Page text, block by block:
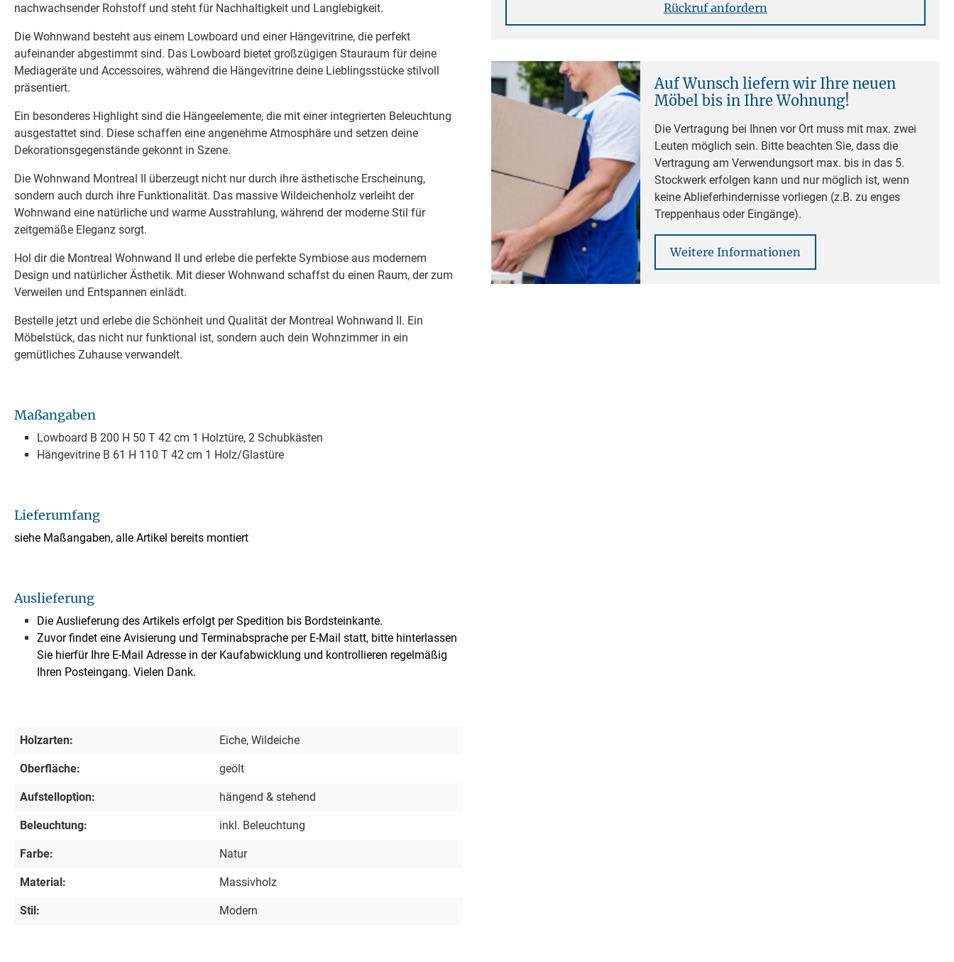
nachwachsender Rohstoff und steht für Nachhaltigkeit und Langlebigkeit.
Die Wohnwand besteht aus einem Lowboard und einer Hängevitrine, die perfekt
aufeinander abgestimmt sind. Das Lowboard bietet großzügigen Stauraum für deine
Mediageräte und Accessoires, während die Hängevitrine deine Lieblingsstücke stilvoll
präsentiert.
Ein besonderes Highlight sind die Hängeelemente, die mit einer integrierten Beleuchtung
ausgestattet sind. Diese schaffen eine angenehme Atmosphäre und setzen deine
Dekorationsgegenstände gekonnt in Szene.
Die Wohnwand Montreal II überzeugt nicht nur durch ihre ästhetische Erscheinung,
sondern auch durch ihre Funktionalität. Das massive Wildeichenholz verleiht der
Wohnwand eine natürliche und warme Ausstrahlung, während der moderne Stil für
zeitgemäße Eleganz sorgt.
Hol dir die Montreal Wohnwand II und erlebe die perfekte Symbiose aus modernem
Design und natürlicher Ästhetik. Mit dieser Wohnwand schaffst du einen Raum, der zum
Verweilen und Entspannen einlädt.
Bestelle jetzt und erlebe die Schönheit und Qualität der Montreal Wohnwand II. Ein
Möbelstück, das nicht nur funktional ist, sondern auch dein Wohnzimmer in ein
gemütliches Zuhause verwandelt.
Maßangaben
Lowboard B 200 H 50 T 42 cm 1 Holztüre, 2 Schubkästen
Hängevitrine B 61 H 110 T 42 cm 1 Holz/Glastüre
Lieferumfang
siehe Maßangaben, alle Artikel bereits montiert
Auslieferung
Die Auslieferung des Artikels erfolgt per Spedition bis Bordsteinkante.
Zuvor findet eine Avisierung und Terminabsprache per E-Mail statt, bitte hinterlassen
Sie hierfür Ihre E-Mail Adresse in der Kaufabwicklung und kontrollieren regelmäßig
Ihren Posteingang. Vielen Dank.
Holzarten: Eiche, Wildeiche
Oberfläche: geölt
Aufstelloption: hängend & stehend
Beleuchtung: inkl. Beleuchtung
Farbe: Natur
Material: Massivholz
Stil: Modern
Rückruf anfordern
Auf Wunsch liefern wir Ihre neuen
Möbel bis in Ihre Wohnung!
Die Vertragung bei Ihnen vor Ort muss mit max. zwei
Leuten möglich sein. Bitte beachten Sie, dass die
Vertragung am Verwendungsort max. bis in das 5.
Stockwerk erfolgen kann und nur möglich ist, wenn
keine Ablieferhindernisse vorliegen (z.B. zu enges
Treppenhaus oder Eingänge).
Weitere Informationen